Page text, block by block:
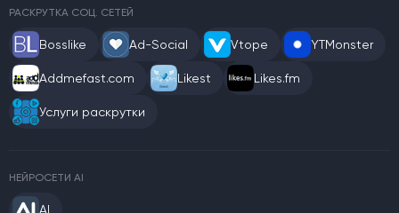
РАСКРУТКА СОЦ. СЕТЕЙ
Bosslike Ad-Social Vtope YTMonster
Addmefast.com Likest Likes.fm
Услуги раскрутки
НЕЙРОСЕТИ AI
AI